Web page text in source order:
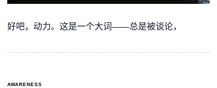
好吧，动力。这是一个大词——总是被谈论，
AWARENESS